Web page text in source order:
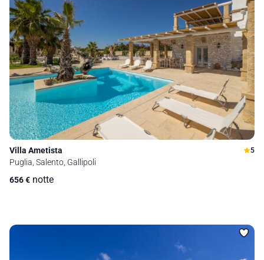
Villa Ametista 5
Puglia, Salento, Gallipoli
656€ notte